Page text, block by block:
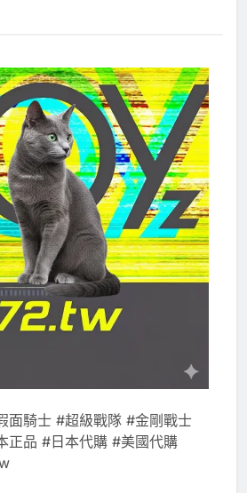
面騎士 #超級戰隊 #金剛戰士
正品 #日本代購 #美國代購